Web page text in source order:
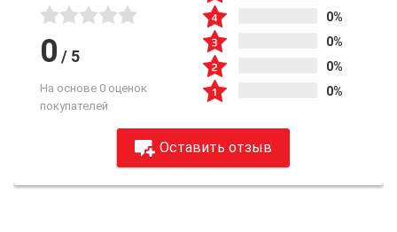
0 / 5
На основе 0 оценок
покупателей
0%
0%
0%
0%
Оставить отзыв